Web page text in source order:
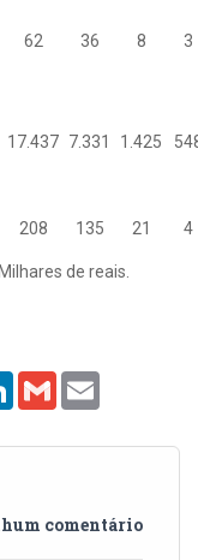
62 36 8 3
17.437 7.331 1.425
208 135 21 4
de reais.
LinkedInGmail
comentário